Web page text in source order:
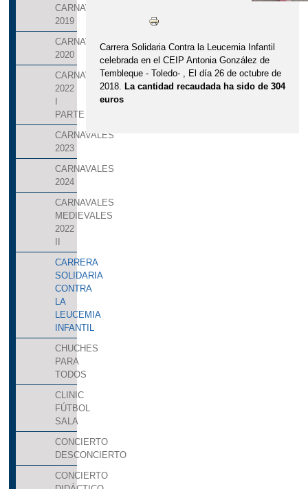
CARNAVALES
2019
CARNAVALES
2020
CARNAVALES
2022
PARTE
CARNAVALES
2023
CARNAVALES
2024
CARNAVALES
MEDIEVALES
2022
CARRERA
SOLIDARIA
CONTRA
LA
LEUCEMIA
INFANTIL
CHUCHES
PARA
TODOS
CLINIC
FÚTBOL
SALA
CONCIERTO
DESCONCIERTO
CONCIERTO
Carrera Solidaria Contra la Leucemia Infantil
celebrada en el CEIP Antonia González de
Tembleque - Toledo- , El día 26 de octubre de
2018. La cantidad recaudada ha sido de 304
euros